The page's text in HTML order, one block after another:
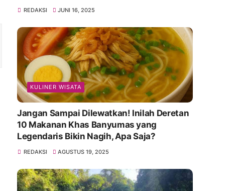
REDAKSI JUNI 16, 2025
KULINER WISATA
Jangan Sampai Dilewatkan! Inilah Deretan
10 Makanan Khas Banyumas yang
Legendaris Bikin Nagih, Apa Saja?
REDAKSI AGUSTUS 19, 2025